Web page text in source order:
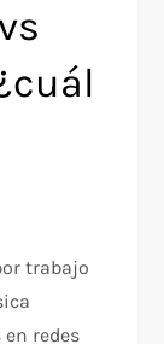
trabajo​
redes